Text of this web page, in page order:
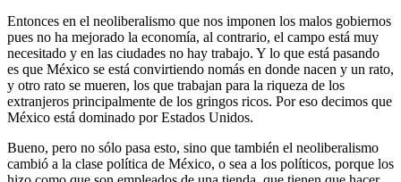
Entonces en el neoliberalismo que nos imponen los malos gobiernos
pues no ha mejorado la economía, al contrario, el campo está muy
necesitado y en las ciudades no hay trabajo. Y lo que está pasando
es que México se está convirtiendo nomás en donde nacen y un rato,
y otro rato se mueren, los que trabajan para la riqueza de los
extranjeros principalmente de los gringos ricos. Por eso decimos que
México está dominado por Estados Unidos.
Bueno, pero no sólo pasa esto, sino que también el neoliberalismo
cambió a la clase política de México, o sea a los políticos, porque los